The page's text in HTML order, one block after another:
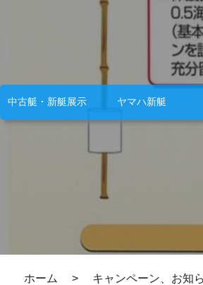
中古艇・新艇展示 ヤマハ新艇
ホーム > キャンペーン、お知